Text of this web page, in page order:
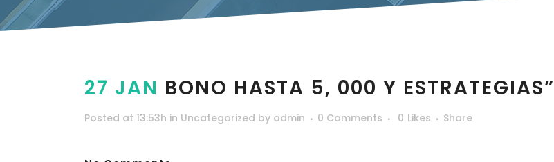
27 JAN BONO HASTA 5, 000 Y ESTRATEGIAS”
Posted at 13:53h in Uncategorized by admin 0 Comments 0 Likes Share